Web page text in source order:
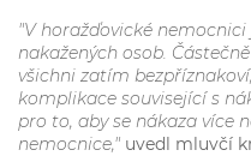
"V horažďovické
nakažených osob.
všichni zatím
komplikace související s
pro to, aby se nákaza více
nemocnice," uvedl mluvčí